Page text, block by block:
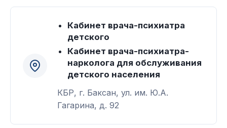
Кабинет врача-психиатра
детского
Кабинет врача-психиатра-
нарколога для обслуживания
детского населения
КБР, г. Баксан, ул. им. Ю.А.
Гагарина, д. 92